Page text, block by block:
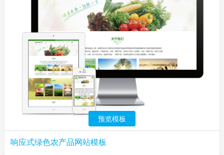
预览模板
响应式绿色农产品网站模板